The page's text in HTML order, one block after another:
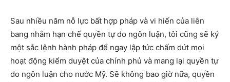
Sau nhiều năm nỗ lực bất hợp pháp và vi hiến của liên
bang nhằm hạn chế quyền tự do ngôn luận, tôi cũng sẽ ký
một sắc lệnh hành pháp để ngay lập tức chấm dứt mọi
hoạt động kiểm duyệt của chính phủ và mang lại quyền tự
do ngôn luận cho nước Mỹ. Sẽ không bao giờ nữa, quyền